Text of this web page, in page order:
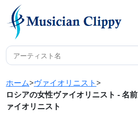
ホーム>ヴァイオリニスト>
ロシアの女性ヴァイオリニスト - 名
ァイオリニスト